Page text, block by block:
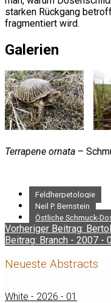
starken Rückgang
fragmentiert wird.
Galerien
Terrapene ornata –
Feldherpetologie
Neil P. Bernstein
Östliche Schmuck-
Vorheriger Beitrag:
Beitrag: Branch - 2007 -
Neueste Abstracts
White - 2026 - 01